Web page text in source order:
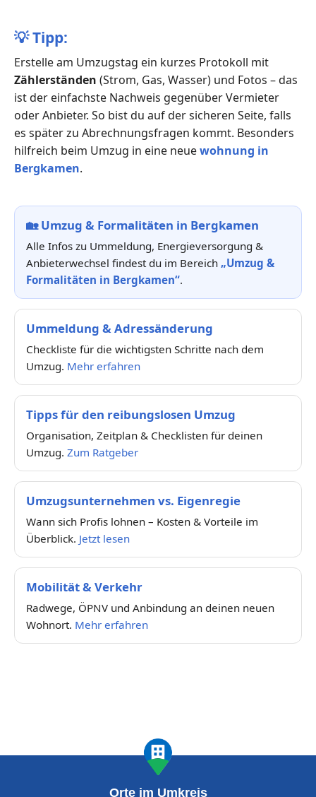
💡Tipp:
Erstelle am Umzugstag ein kurzes Protokoll mit
Zählerständen (Strom, Gas, Wasser) und Fotos – das
ist der einfachste Nachweis gegenüber Vermieter
oder Anbieter. So bist du auf der sicheren Seite, falls
es später zu Abrechnungsfragen kommt. Besonders
hilfreich beim Umzug in eine neuewohnung in
Bergkamen.
🏡Umzug & Formalitäten in Bergkamen
Alle Infos zu Ummeldung, Energieversorgung &
Anbieterwechsel findest du im Bereich „Umzug &
Formalitäten in Bergkamen“.
Ummeldung & Adressänderung
Checkliste für die wichtigsten Schritte nach dem
Umzug. Mehr erfahren
Tipps für den reibungslosen Umzug
Organisation, Zeitplan & Checklisten für deinen
Umzug. Zum Ratgeber
Umzugsunternehmen vs. Eigenregie
Wann sich Profis lohnen – Kosten & Vorteile im
Überblick. Jetzt lesen
Mobilität & Verkehr
Radwege, ÖPNV und Anbindung an deinen neuen
Wohnort. Mehr erfahren
Orte im Umkreis